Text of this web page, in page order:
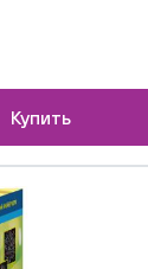
Купить